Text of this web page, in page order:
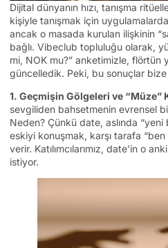
Dijital dünyanın hızı, tanışma
kişiyle tanışmak için
ancak o masada kurulan ilişkinin
bağlı. Vibeclub topluluğu olarak,
mi, NOK mu?” anketimizle, flörtün
güncelledik. Peki, bu sonuçlar bize
1. Geçmişin Gölgeleri ve “Müze”
sevgiliden bahsetmenin evrensel
Neden? Çünkü date, aslında “yeni
eskiyi konuşmak, karşı tarafa “ben
verir. Katılımcılarımız, date’in o
istiyor.